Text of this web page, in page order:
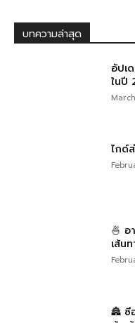
บทความล่าสุด
อัปเ
ในปี
ไกด์
🍜 อ
เส้น
🏯 ซี